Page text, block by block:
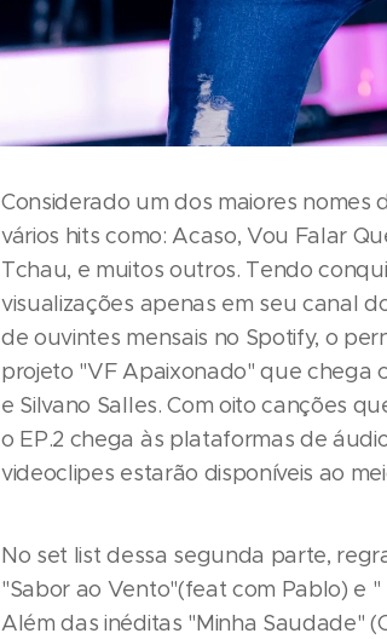
Considerado um dos maiores nomes
vários hits como: Acaso, Vou Falar
Tchau, e muitos outros. Tendo
visualizações apenas em seu canal
de ouvintes mensais no Spotify, o
projeto "VF Apaixonado" que chega
e Silvano Salles. Com oito canções
o EP.2 chega às plataformas de
videoclipes estarão disponíveis ao
No set list dessa segunda parte,
"Sabor ao Vento"(feat com Pablo) e
Além das inéditas "Minha Saudade"